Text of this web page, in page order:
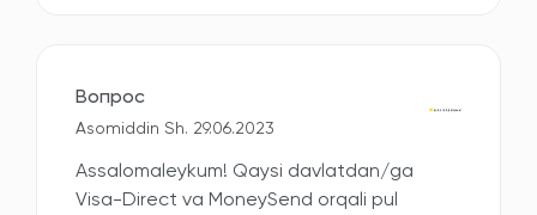
Вопрос
Asomiddin Sh. 29.06.2023
Assalomaleykum! Qaysi davlatdan/ga
Visa-Direct va MoneySend orqali pul